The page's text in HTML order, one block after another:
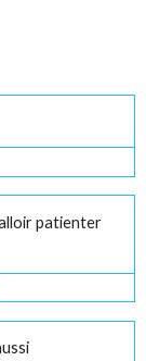
patienter